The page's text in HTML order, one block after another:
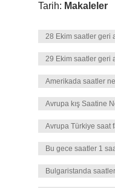
Tarih: Makaleler
28 Ekim saatler geri
29 Ekim saatler geri
Amerikada saatler
Avrupa kış Saatine
Avrupa Türkiye saat
Bu gece saatler 1
Bulgaristanda